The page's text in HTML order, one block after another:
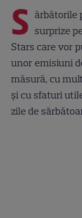
S ărbătorile
surprize
Stars care vor
unor emisiuni
măsură, cu
și cu sfaturi
zile de